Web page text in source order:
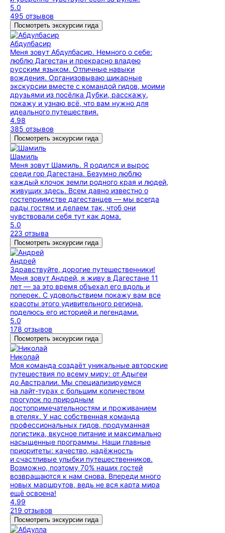
5.0
495 отзывов
Посмотреть экскурсии гида
Абдулбасир
Меня зовут Абдулбасир. Немного о себе:
люблю Дагестан и прекрасно владею
русским языком. Отличные навыки
вождения. Организовываю шикарные
экскурсии вместе с командой гидов, моими
друзьями из посёлка Дубки, расскажу,
покажу и узнаю всё, что вам нужно для
идеального путешествия.
4.98
385 отзывов
Посмотреть экскурсии гида
Шамиль
Меня зовут Шамиль. Я родился и вырос
среди гор Дагестана. Безумно люблю
каждый клочок земли родного края и людей,
живущих здесь. Всем давно известно о
гостеприимстве дагестанцев — мы всегда
рады гостям и делаем так, чтоб они
чувствовали себя тут как дома.
5.0
223 отзыва
Посмотреть экскурсии гида
Андрей
Здравствуйте, дорогие путешественники!
Меня зовут Андрей, я живу в Дагестане 11
лет — за это время объехал его вдоль и
поперек. С удовольствием покажу вам все
красоты этого удивительного региона,
поделюсь его историей и легендами.
5.0
178 отзывов
Посмотреть экскурсии гида
Николай
Моя команда создаёт уникальные авторские
путешествия по всему миру: от Адыгеи
до Австралии. Мы специализируемся
на лайт-турах с большим количеством
прогулок по природным
достопримечательностям и проживанием
в отелях. У нас собственная команда
профессиональных гидов, продуманная
логистика, вкусное питание и максимально
насыщенные программы. Наши главные
приоритеты: качество, надёжность
и счастливые улыбки путешественников.
Возможно, поэтому 70% наших гостей
возвращаются к нам снова. Впереди много
новых маршрутов, ведь не вся карта мира
ещё освоена!
4.99
219 отзывов
Посмотреть экскурсии гида